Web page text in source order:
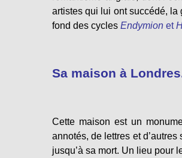
artistes qui lui ont succédé, la
fond des cycles Endymion et
Sa maison à
Cette maison est un
annotés, de lettres et
jusqu’à sa mort. Un lieu pour